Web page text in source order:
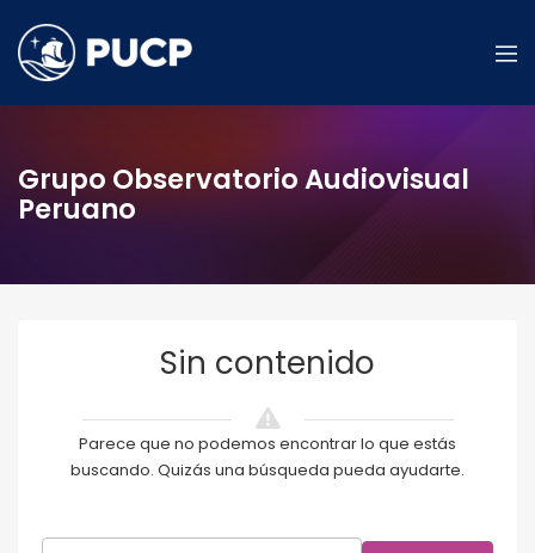
Grupo Observatorio Audiovisual
Peruano
Sin contenido
Parece que no podemos encontrar lo que estás
buscando. Quizás una búsqueda pueda ayudarte.